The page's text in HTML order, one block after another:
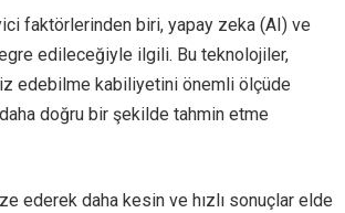
faktörlerinden biri, yapay zeka (AI) ve
edileceğiyle ilgili. Bu teknolojiler,
edebilme kabiliyetini önemli ölçüde
doğru bir şekilde tahmin etme
ederek daha kesin ve hızlı sonuçlar elde